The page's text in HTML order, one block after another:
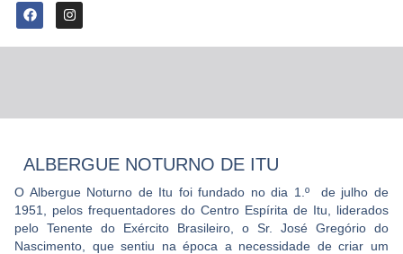
ALBERGUE NOTURNO DE ITU
O Albergue Noturno de Itu foi fundado no dia 1.º de julho de
1951, pelos frequentadores do Centro Espí­rita de Itu, liderados
pelo Tenente do Exército Brasileiro, o Sr. José Gregório do
Nascimento, que sentiu na época a necessidade de criar um